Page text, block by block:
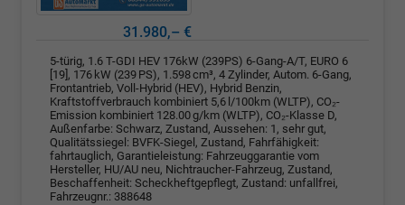
31.980,– €
5-türig, 1.6 T-GDI HEV 176kW (239PS) 6-Gang-A/T, EURO 6
[19], 176 kW (239 PS), 1.598 cm³, 4 Zylinder, Autom. 6-Gang,
Frontantrieb, Voll-Hybrid (HEV), Hybrid Benzin,
Kraftstoffverbrauch kombiniert 5,6 l/100km (WLTP), CO₂-
Emission kombiniert 128.00 g/km (WLTP), CO₂-Klasse D,
Außenfarbe: Schwarz, Zustand, Aussehen: 1, sehr gut,
Qualitätssiegel: BVFK-Siegel, Zustand, Fahrfähigkeit:
fahrtauglich, Garantieleistung: Fahrzeuggarantie vom
Hersteller, HU/AU neu, Nichtraucher-Fahrzeug, Zustand,
Beschaffenheit: Scheckheftgepflegt, Zustand: unfallfrei,
Fahrzeugnr.: 388648